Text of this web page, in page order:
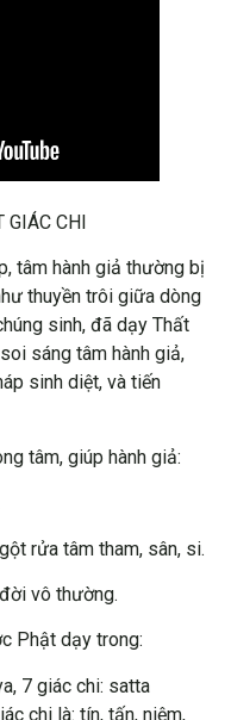
GIÁC CHI
tâm hành giả thường bị
thuyền trôi giữa dòng
sinh, đã dạy Thất
sáng tâm hành giả,
sinh diệt, và tiến
tâm, giúp hành giả:
rửa tâm tham, sân, si.
vô thường.
Phật dạy trong:
7 giác chi: satta
chi là: tín, tấn, niệm,